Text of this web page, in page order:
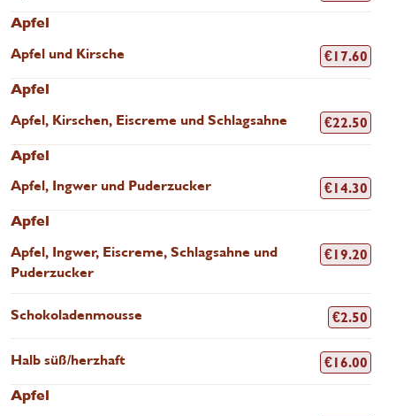
Apfel
Apfel und Kirsche
€17.60
Apfel
Apfel, Kirschen, Eiscreme und Schlagsahne
€22.50
Apfel
Apfel, Ingwer und Puderzucker
€14.30
Apfel
Apfel, Ingwer, Eiscreme, Schlagsahne und
Puderzucker
€19.20
Schokoladenmousse €2.50
Halb süß/herzhaft €16.00
Apfel